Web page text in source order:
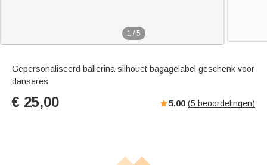
1 / 5
Gepersonaliseerd ballerina silhouet bagagelabel geschenk voor
danseres
€ 25,00 5.00 (5 beoordelingen)